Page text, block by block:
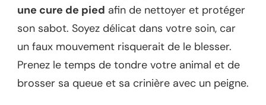
une cure de pied afin de nettoyer et protéger
son sabot. Soyez délicat dans votre soin, car
un faux mouvement risquerait de le blesser.
Prenez le temps de tondre votre animal et de
brosser sa queue et sa crinière avec un peigne.